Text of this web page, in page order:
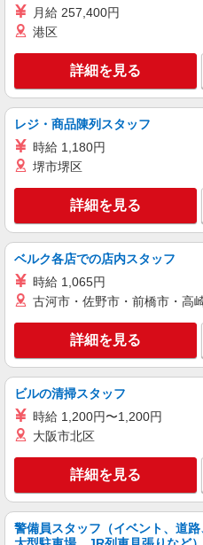
紹介予定派遣
スマホ携帯販
月給
6か月・時給1550円〜 ※残業代支
支給（規定あり） ゜+゜・。○。・゜+゜
○。・゜+゜ 入社
を紹介頂くと, イ
岐阜県岐阜
株式会社シエロ
携帯販売スタ
月給
支給（規定あり） ゜+゜・。○。・゜+
○。・゜+゜ 入社
を紹介頂くと, イ
○。・゜+゜・
岐阜県岐阜
キープ
紹介予定派遣
【au】の携帯
時給1400
業代支給 ★交通
+゜・。○。・
万円支給(規定有) お友達を紹介頂くと, イン
ィブ支給(規定有) ★月2回払い・週払い可能
有）★ ゜・。○
岐阜県岐阜
キープ
月給 257,400円
港区
詳細を見る
レジ・商品陳列スタッフ
時給 1,180円
堺市堺区
詳細を見る
ベルク各店での店内スタッフ
時給 1,065円
古河市・佐野市・前橋市・高
詳細を見る
ビルの清掃スタッフ
時給 1,200円〜1,200円
大阪市北区
詳細を見る
警備員スタッフ（イベント、道路